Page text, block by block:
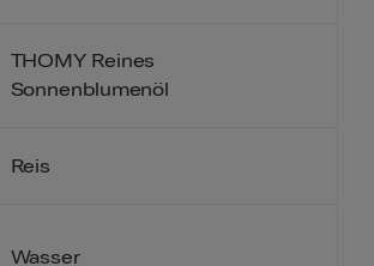
THOMY Reines
Sonnenblumenöl
Reis
Wasser